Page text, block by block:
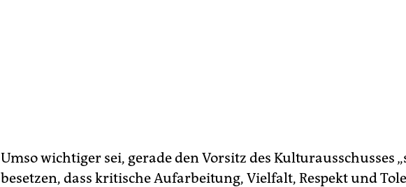
Umso wichtiger sei, gerade den Vorsitz des Kulturausschusses
besetzen, dass kritische Aufarbeitung, Vielfalt, Respekt und